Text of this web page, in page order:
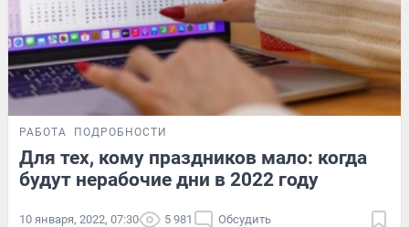
РАБОТА ПОДРОБНОСТИ
Для тех, кому праздников мало: когда
будут нерабочие дни в 2022 году
10 января, 2022, 07:30 5 981 Обсудить